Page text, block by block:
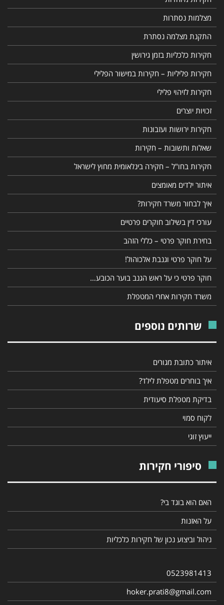
מצלמות נסתרות
התקנת מצלמה נסתרת
חקירות כלכליות בזמן גירושין
חקירות פליליות – חקירות במישור הפלילי
חקירות לזיהוי פלילי
זכויות יוצרים
חקירות ירושות ועזבונות
שאלות ותשובות – חקירות
חקירות בחו"ל – חקירה בינלאומית מחוץ לישראל
איתור ילדים מאומצים
איך לבחור משרד חקירות?
עורכי דין בשילוב חוקרים פרטיים
בחירת חוקר פרטי – כללי הזהב
על חוקר פרטי וגנבת אלכוהול!
חוקר פרטי כי על ראש הגנב בוער הכובע…
משרד חקירות אחרי המטפלת
שרותים נוספים
איתור כתובת מגורים
איך בוחרים מטפלת לילד?
בדיקת מטפלת סיעודית
לקוח סמוי
ייעוץ זוגי
סיפורי חקירות
האם הוא בוגד בי?
על האזנות
ניהול וביצוע נכון של חקירות כלכליות
0523981413
hoker.prati8@gmail.com